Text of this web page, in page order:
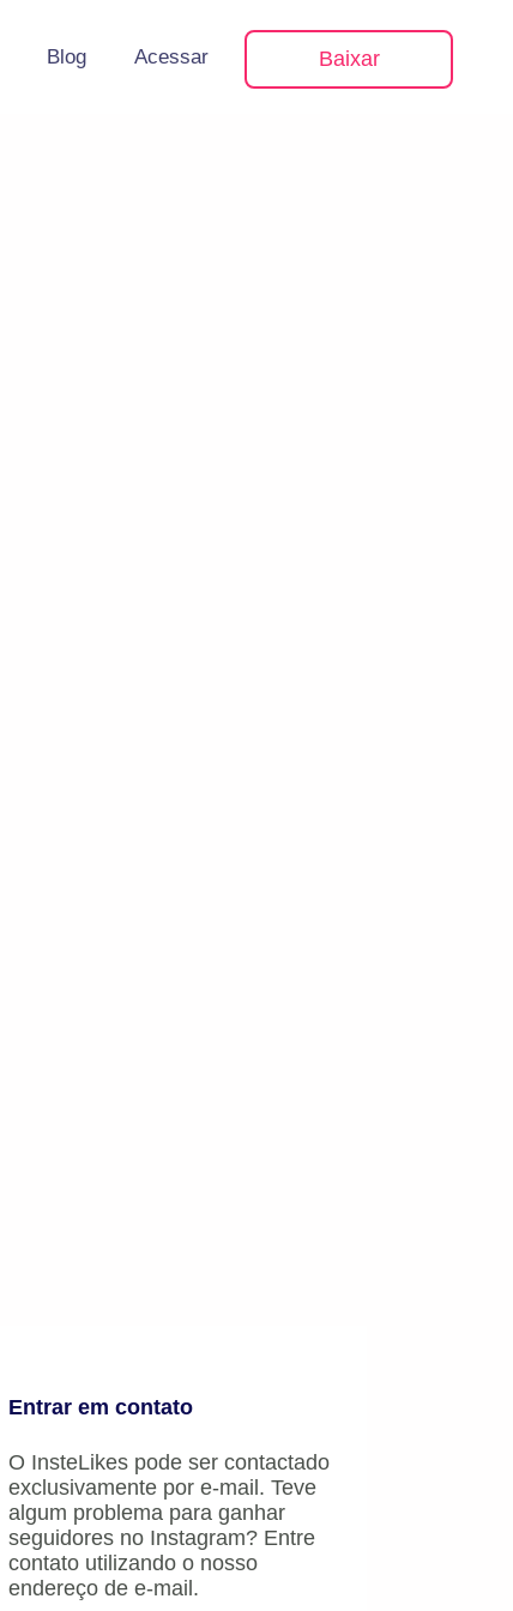
Blog Acessar Baixar
Entrar em contato
O InsteLikes pode ser contactado
exclusivamente por e-mail. Teve
algum problema para ganhar
seguidores no Instagram? Entre
contato utilizando o nosso
endereço de e-mail.